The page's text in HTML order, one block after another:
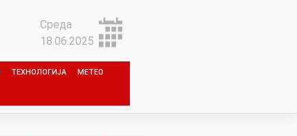
Среда
18.06.2025
ТЕХНОЛОГИЈА МЕТЕО